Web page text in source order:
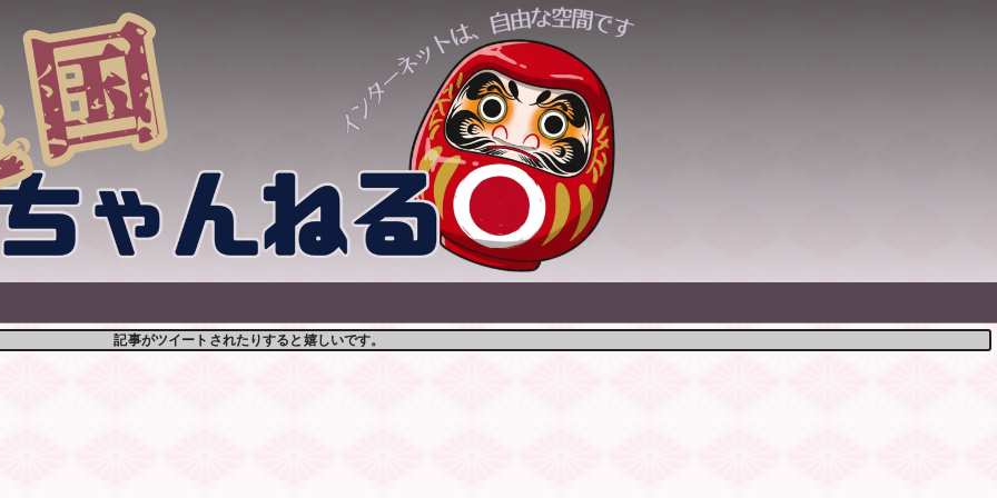
記事がツイートされたりすると嬉しいです。